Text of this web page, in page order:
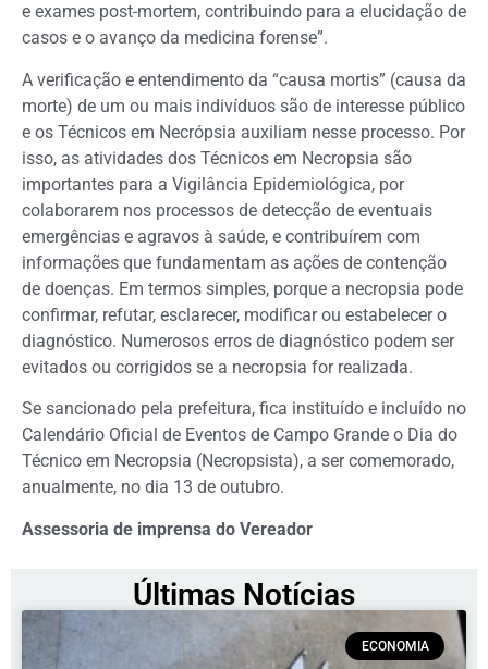
e exames post-mortem, contribuindo para a elucidação de
casos e o avanço da medicina forense”.
A verificação e entendimento da “causa mortis” (causa da
morte) de um ou mais indivíduos são de interesse público
e os Técnicos em Necrópsia auxiliam nesse processo. Por
isso, as atividades dos Técnicos em Necropsia são
importantes para a Vigilância Epidemiológica, por
colaborarem nos processos de detecção de eventuais
emergências e agravos à saúde, e contribuírem com
informações que fundamentam as ações de contenção
de doenças. Em termos simples, porque a necropsia pode
confirmar, refutar, esclarecer, modificar ou estabelecer o
diagnóstico. Numerosos erros de diagnóstico podem ser
evitados ou corrigidos se a necropsia for realizada.
Se sancionado pela prefeitura, fica instituído e incluído no
Calendário Oficial de Eventos de Campo Grande o Dia do
Técnico em Necropsia (Necropsista), a ser comemorado,
anualmente, no dia 13 de outubro.
Assessoria de imprensa do Vereador
Últimas Notícias
ECONOMIA